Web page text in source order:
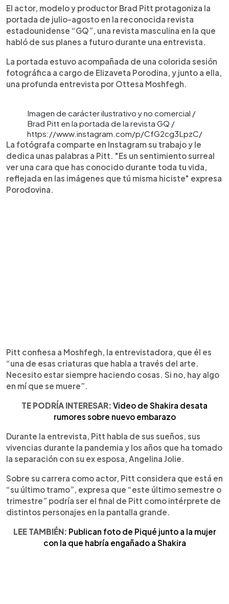
Escuchar artículo
El actor, modelo y productor Brad Pitt protagoniza la
portada de julio-agosto en la reconocida revista
estadounidense “GQ”, una revista masculina en la que
habló de sus planes a futuro durante una entrevista.
La portada estuvo acompañada de una colorida sesión
fotográfica a cargo de Elizaveta Porodina, y junto a ella,
una profunda entrevista por Ottesa Moshfegh.
Imagen de carácter ilustrativo y no comercial /
Brad Pitt en la portada de la revista GQ /
https://www.instagram.com/p/CfG2cg3LpzC/
La fotógrafa comparte en Instagram su trabajo y le
dedica unas palabras a Pitt. "Es un sentimiento surreal
ver una cara que has conocido durante toda tu vida,
reflejada en las imágenes que tú misma hiciste" expresa
Porodovina.
Pitt confiesa a Moshfegh, la entrevistadora, que él es
“una de esas criaturas que habla a través del arte.
Necesito estar siempre haciendo cosas. Si no, hay algo
en mí que se muere”.
TE PODRÍA INTERESAR: Video de Shakira desata
rumores sobre nuevo embarazo
Durante la entrevista, Pitt habla de sus sueños, sus
vivencias durante la pandemia y los años que ha tomado
la separación con su ex esposa, Angelina Jolie.
Sobre su carrera como actor, Pitt considera que está en
“su último tramo”, expresa que “este último semestre o
trimestre” podría ser el final de Pitt como intérprete de
distintos personajes en la pantalla grande.
LEE TAMBIÉN: Publican foto de Piqué junto a la mujer
con la que habría engañado a Shakira